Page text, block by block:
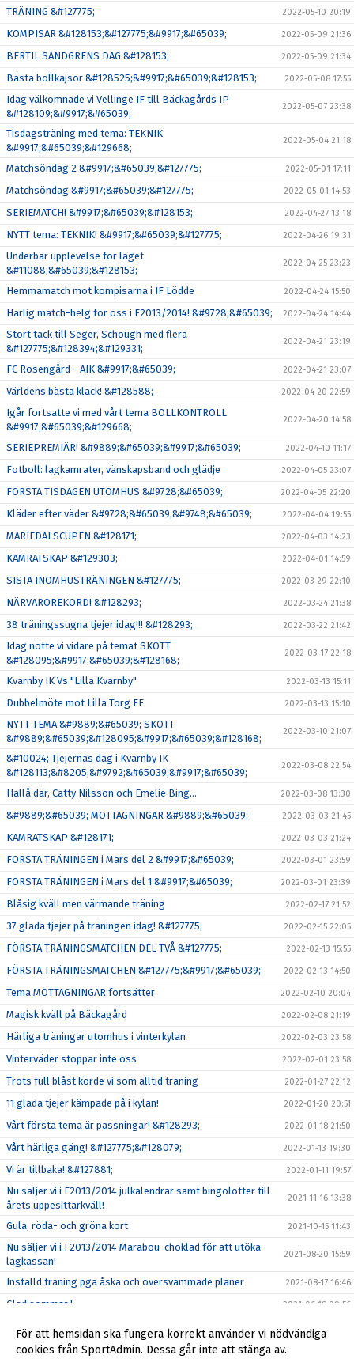
TRÄNING &#127775; 2022-05-10 20:19
KOMPISAR &#128153;&#127775;&#9917;&#65039; 2022-05-09 21:36
BERTIL SANDGRENS DAG &#128153; 2022-05-09 21:34
Bästa bollkajsor &#128525;&#9917;&#65039;&#128153; 2022-05-08 17:55
Idag välkomnade vi Vellinge IF till Bäckagårds IP
&#128109;&#9917;&#65039;
2022-05-07 23:38
Tisdagsträning med tema: TEKNIK
&#9917;&#65039;&#129668;
2022-05-04 21:18
Matchsöndag 2 &#9917;&#65039;&#127775; 2022-05-01 17:11
Matchsöndag &#9917;&#65039;&#127775; 2022-05-01 14:53
SERIEMATCH! &#9917;&#65039;&#128153; 2022-04-27 13:18
NYTT tema: TEKNIK! &#9917;&#65039;&#127775; 2022-04-26 19:31
Underbar upplevelse för laget
&#11088;&#65039;&#128153;
2022-04-25 23:23
Hemmamatch mot kompisarna i IF Lödde 2022-04-24 15:50
Härlig match-helg för oss i F2013/2014! &#9728;&#65039; 2022-04-24 14:44
Stort tack till Seger, Schough med flera
&#127775;&#128394;&#129331;
2022-04-21 23:19
FC Rosengård - AIK &#9917;&#65039; 2022-04-21 23:07
Världens bästa klack! &#128588; 2022-04-20 22:59
Igår fortsatte vi med vårt tema BOLLKONTROLL
&#9917;&#65039;&#129668;
2022-04-20 14:58
SERIEPREMIÄR! &#9889;&#65039;&#9917;&#65039; 2022-04-10 11:17
Fotboll: lagkamrater, vänskapsband och glädje 2022-04-05 23:07
FÖRSTA TISDAGEN UTOMHUS &#9728;&#65039; 2022-04-05 22:20
Kläder efter väder &#9728;&#65039;&#9748;&#65039; 2022-04-04 19:55
MARIEDALSCUPEN &#128171; 2022-04-03 14:23
KAMRATSKAP &#129303; 2022-04-01 14:59
SISTA INOMHUSTRÄNINGEN &#127775; 2022-03-29 22:10
NÄRVAROREKORD! &#128293; 2022-03-24 21:38
38 träningssugna tjejer idag!!! &#128293; 2022-03-22 21:42
Idag nötte vi vidare på temat SKOTT
&#128095;&#9917;&#65039;&#128168;
2022-03-17 22:18
Kvarnby IK Vs "Lilla Kvarnby" 2022-03-13 15:11
Dubbelmöte mot Lilla Torg FF 2022-03-13 15:10
NYTT TEMA &#9889;&#65039; SKOTT
&#9889;&#65039;&#128095;&#9917;&#65039;&#128168;
2022-03-10 21:07
&#10024; Tjejernas dag i Kvarnby IK
&#128113;&#8205;&#9792;&#65039;&#9917;&#65039;
2022-03-08 22:54
Hallå där, Catty Nilsson och Emelie Bing… 2022-03-08 13:30
&#9889;&#65039; MOTTAGNINGAR &#9889;&#65039; 2022-03-03 21:45
KAMRATSKAP &#128171; 2022-03-03 21:24
FÖRSTA TRÄNINGEN i Mars del 2 &#9917;&#65039; 2022-03-01 23:59
FÖRSTA TRÄNINGEN i Mars del 1 &#9917;&#65039; 2022-03-01 23:39
Blåsig kväll men värmande träning 2022-02-17 21:52
37 glada tjejer på träningen idag! &#127775; 2022-02-15 22:05
FÖRSTA TRÄNINGSMATCHEN DEL TVÅ &#127775; 2022-02-13 15:55
FÖRSTA TRÄNINGSMATCHEN &#127775;&#9917;&#65039; 2022-02-13 14:50
Tema MOTTAGNINGAR fortsätter 2022-02-10 20:04
Magisk kväll på Bäckagård 2022-02-08 21:19
Härliga träningar utomhus i vinterkylan 2022-02-03 23:58
Vinterväder stoppar inte oss 2022-02-01 23:58
Trots full blåst körde vi som alltid träning 2022-01-27 22:12
11 glada tjejer kämpade på i kylan! 2022-01-20 20:51
Vårt första tema är passningar! &#128293; 2022-01-18 21:50
Vårt härliga gäng! &#127775;&#128079; 2022-01-13 19:30
Vi är tillbaka! &#127881; 2022-01-11 19:57
Nu säljer vi i F2013/2014 julkalendrar samt bingolotter till
årets uppesittarkväll!
2021-11-16 13:38
Gula, röda- och gröna kort 2021-10-15 11:43
Nu säljer vi i F2013/2014 Marabou-choklad för att utöka
lagkassan!
2021-08-20 15:59
Inställd träning pga åska och översvämmade planer 2021-08-17 16:46
Glad sommar ! 2021-06-18 09:56
Seriestarten framflyttad till 22-23 maj! 2021-04-28 08:29
Glöm inte att svara på våra kallelser! 2021-04-09 15:07
För att hemsidan ska fungera korrekt använder vi nödvändiga
cookies från SportAdmin. Dessa går inte att stänga av.